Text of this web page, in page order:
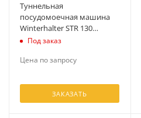
Туннельная
посудомоечная машина
Winterhalter STR 130
+Drying zone
Под заказ
Цена по запросу
ЗАКАЗАТЬ